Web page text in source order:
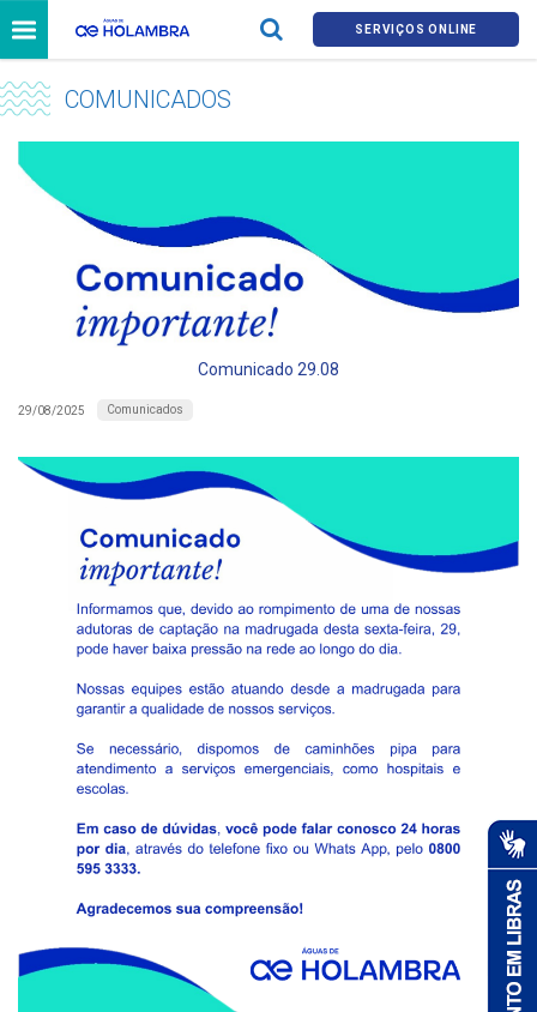
SERVIÇOS ONLINE
COMUNICADOS
Comunicado 29.08
29/08/2025 Comunicados